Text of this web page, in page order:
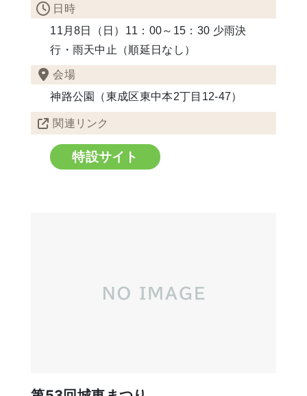
日時
11月8日（日）11：00～15：30 少雨決
行・雨天中止（順延日なし）
会場
神路公園（東成区東中本2丁目12-47）
関連リンク
特設サイト